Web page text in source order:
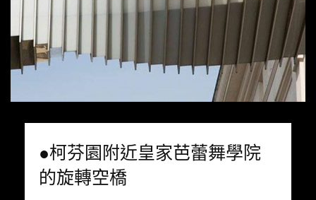
●柯芬園附近皇家芭蕾舞學院
的旋轉空橋